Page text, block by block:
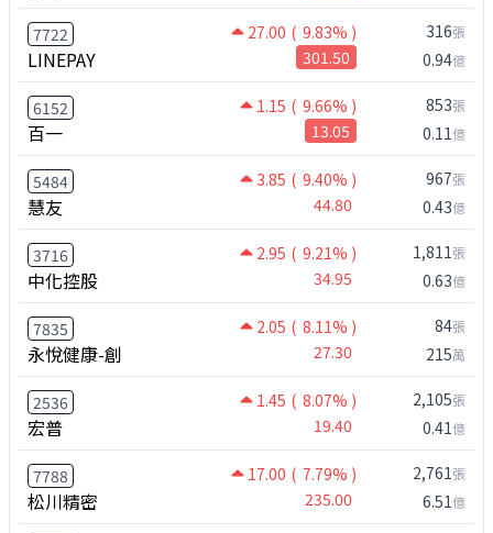
7722 27.00 ( 9.83% )
LINEPAY 301.50
316張
0.94億
6152 1.15 ( 9.66% )
百一 13.05
853張
0.11億
5484 3.85 ( 9.40% )
慧友 44.80
967張
0.43億
3716 2.95 ( 9.21% )
中化控股 34.95
1,811張
0.63億
7835 2.05 ( 8.11% )
永悅健康-創 27.30
84張
215萬
2536 1.45 ( 8.07% )
宏普 19.40
2,105張
0.41億
7788 17.00 ( 7.79% )
松川精密 235.00
2,761張
6.51億